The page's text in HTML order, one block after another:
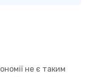
не є таким